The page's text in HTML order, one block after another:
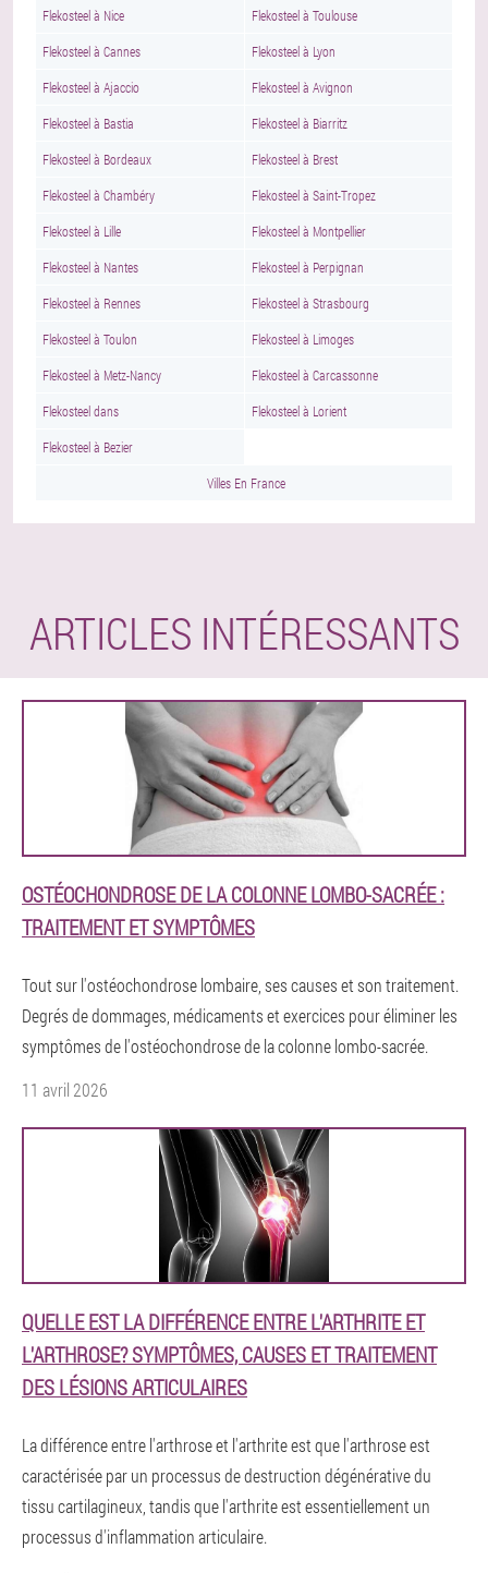
Flekosteel à Nice Flekosteel à Toulouse
Flekosteel à Cannes Flekosteel à Lyon
Flekosteel à Ajaccio Flekosteel à Avignon
Flekosteel à Bastia Flekosteel à Biarritz
Flekosteel à Bordeaux Flekosteel à Brest
Flekosteel à Chambéry Flekosteel à Saint-Tropez
Flekosteel à Lille Flekosteel à Montpellier
Flekosteel à Nantes Flekosteel à Perpignan
Flekosteel à Rennes Flekosteel à Strasbourg
Flekosteel à Toulon Flekosteel à Limoges
Flekosteel à Metz-Nancy Flekosteel à Carcassonne
Flekosteel dans Flekosteel à Lorient
Flekosteel à Bezier
Villes En France
ARTICLES INTÉRESSANTS
OSTÉOCHONDROSE DE LA COLONNE LOMBO-SACRÉE :
TRAITEMENT ET SYMPTÔMES
Tout sur l'ostéochondrose lombaire, ses causes et son traitement.
Degrés de dommages, médicaments et exercices pour éliminer les
symptômes de l'ostéochondrose de la colonne lombo-sacrée.
11 avril 2026
QUELLE EST LA DIFFÉRENCE ENTRE L'ARTHRITE ET
L'ARTHROSE? SYMPTÔMES, CAUSES ET TRAITEMENT
DES LÉSIONS ARTICULAIRES
La différence entre l'arthrose et l'arthrite est que l'arthrose est
caractérisée par un processus de destruction dégénérative du
tissu cartilagineux, tandis que l'arthrite est essentiellement un
processus d'inflammation articulaire.